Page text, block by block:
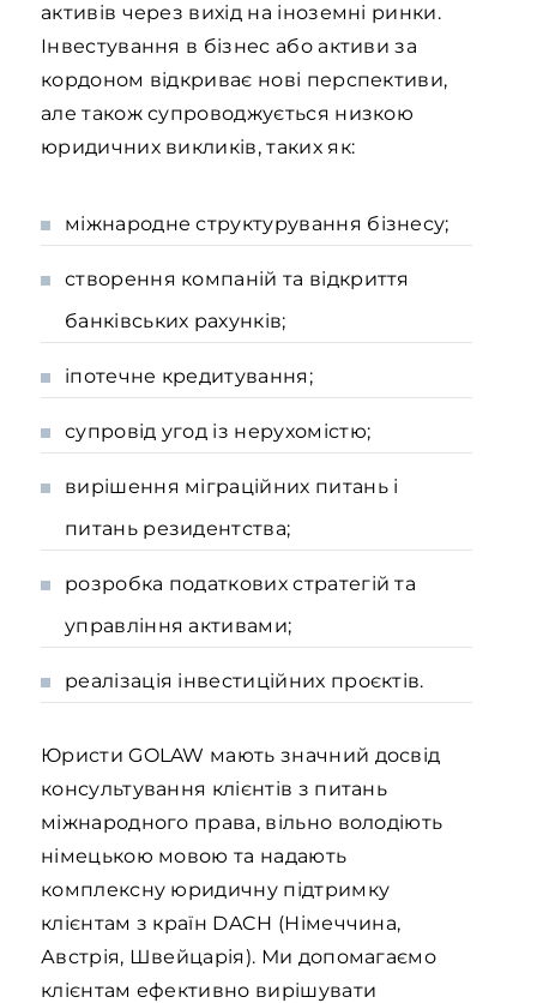
активів через вихід на іноземні ринки.
Інвестування в бізнес або активи за
кордоном відкриває нові перспективи,
але також супроводжується низкою
юридичних викликів, таких як:
міжнародне структурування бізнесу;
створення компаній та відкриття
банківських рахунків;
іпотечне кредитування;
супровід угод із нерухомістю;
вирішення міграційних питань і
питань резидентства;
розробка податкових стратегій та
управління активами;
реалізація інвестиційних проєктів.
Юристи GOLAW мають значний досвід
консультування клієнтів з питань
міжнародного права, вільно володіють
німецькою мовою та надають
комплексну юридичну підтримку
клієнтам з країн DACH (Німеччина,
Австрія, Швейцарія). Ми допомагаємо
клієнтам ефективно вирішувати